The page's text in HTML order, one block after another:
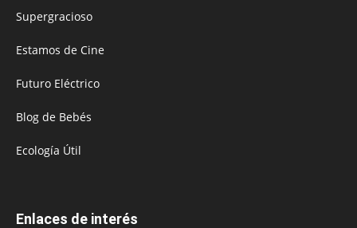
Supergracioso
Estamos de Cine
Futuro Eléctrico
Blog de Bebés
Ecología Útil
Enlaces de interés